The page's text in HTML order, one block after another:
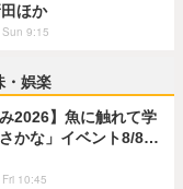
ほか
9:15
・娯楽
み2026】魚に触れて学
かな」イベント8/8…
10:45